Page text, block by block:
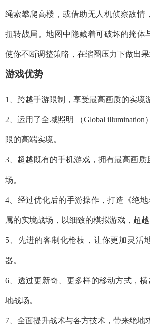
绳索攀爬高楼，或借助无人机侦察敌情
扭转战局。地图中隐藏着可破坏的掩体
使你不断调整策略，在缩圈压力下做出果
游戏优势
1、跨越手游限制，享受最高画质的实境
2、运用了全域照明 （Global illumination
限的高端实境。
3、超越既有的手机游戏，拥有最高画质
场。
4、经过优化后的手游操作，打造《绝
属的实境战场，以细致的模拟游戏，超越
5、先进的客制化枪枝，让你更加灵活
器。
6、透过更新奇、更多样的移动方式，
地战场。
7、全面提升战术与各方技术，带来绝地